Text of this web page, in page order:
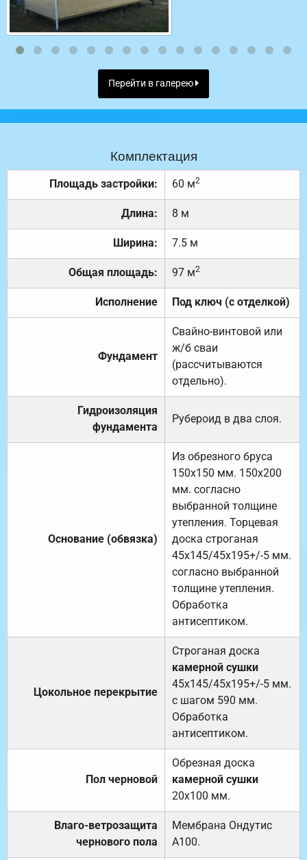
Перейти в галерею
Комплектация
Площадь застройки: 60 м2
Длина: 8 м
Ширина: 7.5 м
Общая площадь: 97 м2
Исполнение Под ключ (с отделкой)
Фундамент
Свайно-винтовой или
ж/б сваи
(рассчитываются
отдельно).
Гидроизоляция
фундамента
Рубероид в два слоя.
Основание (обвязка)
Из обрезного бруса
150х150 мм. 150х200
мм. согласно
выбранной толщине
утепления. Торцевая
доска строганая
45х145/45х195+/-5 мм.
согласно выбранной
толщине утепления.
Обработка
антисептиком.
Цокольное перекрытие
Строганая доска
камерной сушки
45х145/45х195+/-5 мм.
с шагом 590 мм.
Обработка
антисептиком.
Пол черновой
Обрезная доска
камерной сушки
20х100 мм.
Влаго-ветрозащита
чернового пола
Мембрана Ондутис
А100.